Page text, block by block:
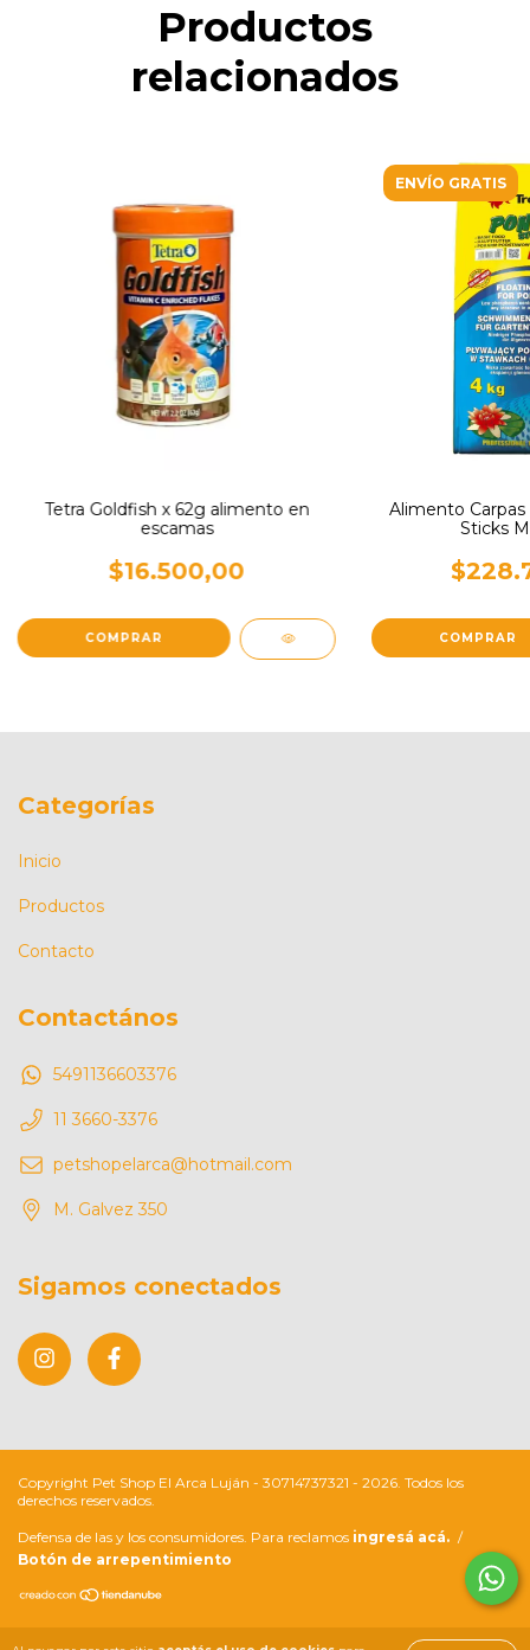
Productos
relacionados
Tetra Goldfish x 62g alimento en
escamas
$16.500,00
ENVÍO GRATIS
Alimento
Sticks
Categorías
Inicio
Productos
Contacto
Contactános
5491136603376
11 3660-3376
petshopelarca@hotmail.com
M. Galvez 350
Sigamos conectados
Copyright Pet Shop El Arca Luján - 30714737321 - 2026. Todos los
derechos reservados.
Defensa de las y los consumidores. Para reclamos ingresá acá. /
Botón de arrepentimiento